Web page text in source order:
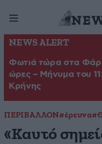
NEWS ALERT
Φωτιά τώρα στα
ώρες – Μήνυμα του
Κρήνης
ΠΕΡΙΒΑΛΛΟΝ#έρευνα
«Καυτό